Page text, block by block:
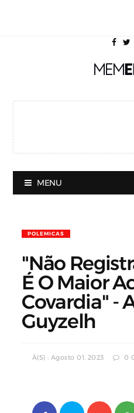
MENU
POLEMICAS
"Não
É O Maior
Covardia" -
Guyzelh
À(s) : Agosto 01, 2023 0